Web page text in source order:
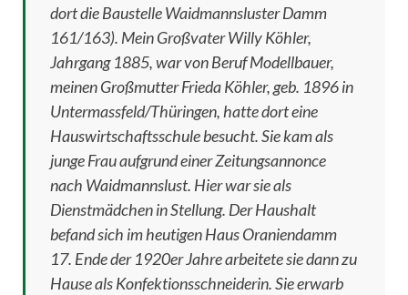
dort die Baustelle Waidmannsluster Damm
161/163). Mein Großvater Willy Köhler,
Jahrgang 1885, war von Beruf Modellbauer,
meinen Großmutter Frieda Köhler, geb. 1896 in
Untermassfeld/Thüringen, hatte dort eine
Hauswirtschaftsschule besucht. Sie kam als
junge Frau aufgrund einer Zeitungsannonce
nach Waidmannslust. Hier war sie als
Dienstmädchen in Stellung. Der Haushalt
befand sich im heutigen Haus Oraniendamm
17. Ende der 1920er Jahre arbeitete sie dann zu
Hause als Konfektionsschneiderin. Sie erwarb